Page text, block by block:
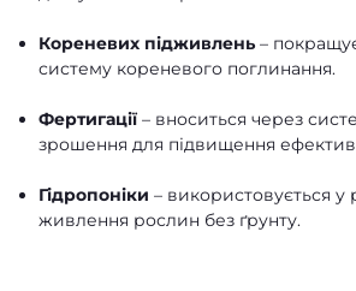
Кореневих підживлень–
систему кореневого поглинання.
Фертигації– вноситься через
зрошення для підвищення
Гідропоніки – використовується у
живлення рослин без ґрунту.